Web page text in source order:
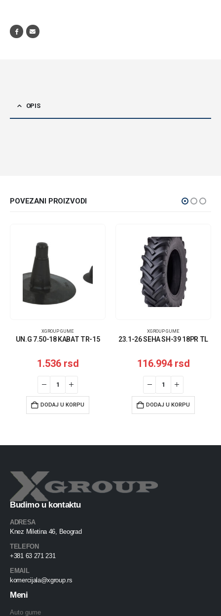
OPIS
POVEZANI PROIZVODI
XGROUP GUME
UN.G 7.50-18 KABAT TR-15
1.536 rsd
DODAJ U KORPU
XGROUP GUME
23.1-26 SEHA SH-39 18PR TL
116.994 rsd
DODAJ U KORPU
Budimo u kontaktu
ADRESA
Knez Miletina 46, Beograd
TELEFON
+381 63 271 231
EMAIL
komercijala@xgroup.rs
Meni
Auto gume